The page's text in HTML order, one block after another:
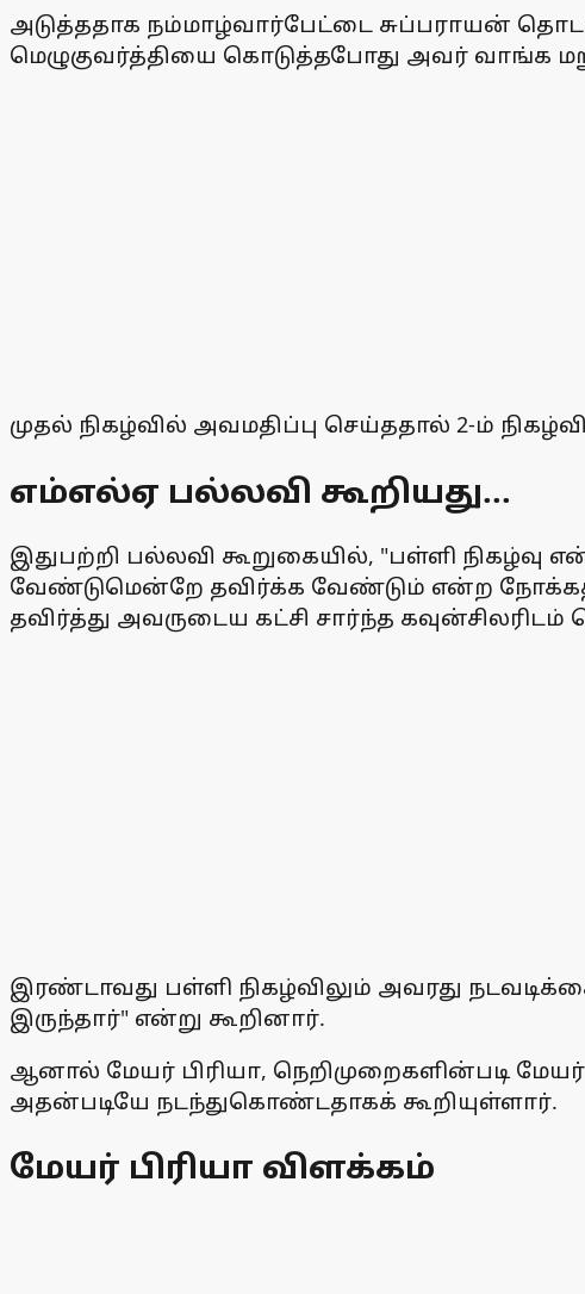
அடுத்ததாக நம்மாழ்வார்பேட்டை சுப்பராயன்
மெழுகுவர்த்தியை கொடுத்தபோது அவர் வாங்க
முதல் நிகழ்வில் அவமதிப்பு செய்ததால் 2-ம்
எம்எல்ஏ பல்லவி கூறியது...
இதுபற்றி பல்லவி கூறுகையில், "பள்ளி
வேண்டுமென்றே தவிர்க்க வேண்டும் என்ற
தவிர்த்து அவருடைய கட்சி சார்ந்த
இரண்டாவது பள்ளி நிகழ்விலும் அவரது
இருந்தார்" என்று கூறினார்.
ஆனால் மேயர் பிரியா, நெறிமுறைகளின்படி
அதன்படியே நடந்துகொண்டதாகக் கூறியுள்ளார்.
மேயர் பிரியா விளக்கம்